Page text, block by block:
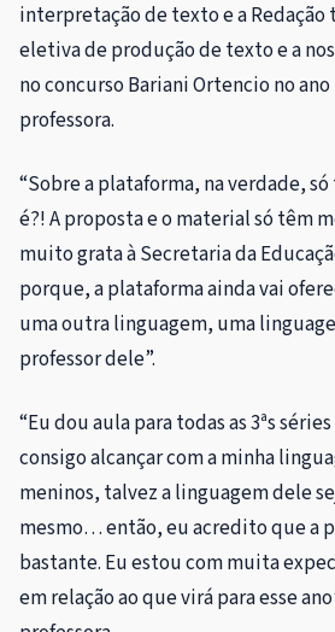
interpretação de texto e a Redação
eletiva de produção de texto e a
no concurso Bariani Ortencio no ano
professora.
“Sobre a plataforma, na verdade,
é?! A proposta e o material só têm
muito grata à Secretaria da
porque, a plataforma ainda vai
uma outra linguagem, uma
professor dele”.
“Eu dou aula para todas as 3ªs
consigo alcançar com a minha
meninos, talvez a linguagem dele
mesmo… então, eu acredito que a
bastante. Eu estou com muita
em relação ao que virá para esse